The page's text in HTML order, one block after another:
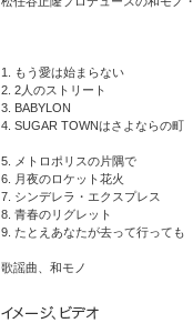
1. もう愛は始まらない
2. 2人のストリート
3. BABYLON
4. SUGAR TOWNはさよならの町
5. メトロポリスの片隅で
6. 月夜のロケット花火
7. シンデレラ・エクスプレス
8. 青春のリグレット
9. たとえあなたが去って行っても
歌謡曲、和モノ